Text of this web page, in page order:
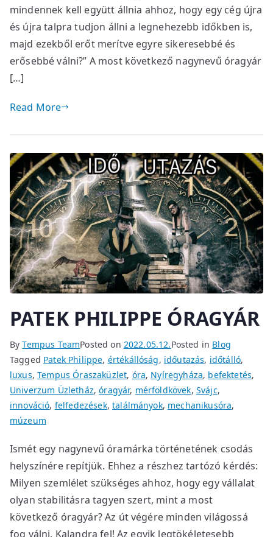
mindennek kell együtt állnia ahhoz, hogy egy cég újra
és újra talpra tudjon állni a legnehezebb időkben is,
majd ezekből erőt merítve egyre sikeresebbé és
erősebbé válni?” A most következő nagynevű óragyár
[…]
Read More
PATEK PHILIPPE ÓRAGYÁR
ByTempus TeamPosted on 2022.05.12.Posted in Blog
Tagged Patek Philippe, értékállóság, időutazás, időtálló,
luxus,Tempus Óraszaküzlet, óra, Nyíregyháza, befektetés,
Univerzum Üzletház,óragyár, mérföldkövek, Svájc,
innováció, felfedezések,találmányok, mechanikusóra,
múzeum
Ismét egy nagynevű óramárka történetének csodás
helyszínére repítjük. Ehhez a részhez tartózó kérdés:
Milyen szemlélet szükséges ahhoz, hogy egy vállalat
olyan stabilitásra tagyen szert, mint a most
következő óragyár? Az út végére minden világossá
fog válni. Kalandra fel! Az egyik legtökéletesebb